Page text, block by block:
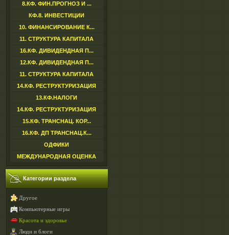
8.КФ. ФИН.ПРОГНОЗ И ...
КФ.8. ИНВЕСТИЦИИ
10. ФИНАНСИРОВАНИЕ К...
11. СТРУКТУРА КАПИТАЛА
16.КФ. ДИВИДЕНДНАЯ П...
12.КФ. ДИВИДЕНДНАЯ П...
11. СТРУКТУРА КАПИТАЛА
14.КФ. РЕСТРУКТУРИЗАЦИЯ
13.КФ.НАЛОГИ
14.КФ. РЕСТРУКТУРИЗАЦИЯ
15.КФ. ТРАНСНАЦ. КОР...
16.КФ. ДП ТРАНСНАЦ.К...
ОДФИКИ
МЕЖДУНАРОДНАЯ ОЦЕНКА
Категории раздела
Другое
Компьютерные игры
Красота и здоровье
Люди и блоги